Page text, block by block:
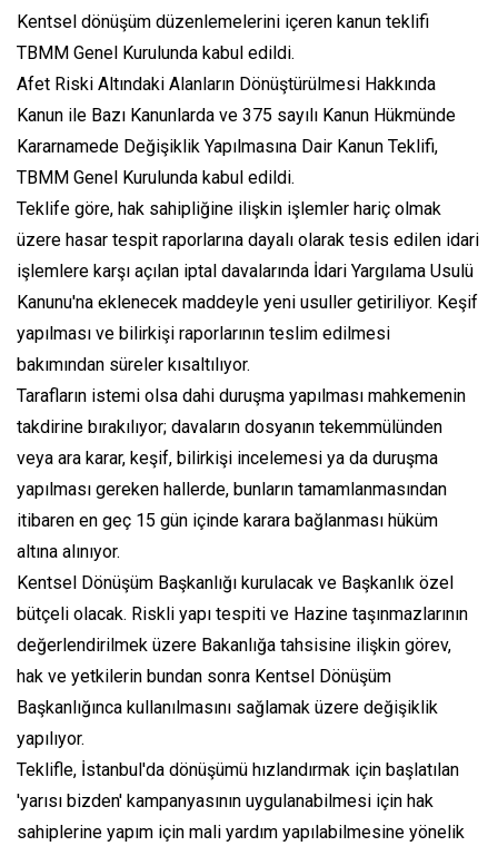
Kentsel dönüşüm düzenlemelerini içeren kanun teklifi
TBMM Genel Kurulunda kabul edildi.
Afet Riski Altındaki Alanların Dönüştürülmesi Hakkında
Kanun ile Bazı Kanunlarda ve 375 sayılı Kanun Hükmünde
Kararnamede Değişiklik Yapılmasına Dair Kanun Teklifi,
TBMM Genel Kurulunda kabul edildi.
Teklife göre, hak sahipliğine ilişkin işlemler hariç olmak
üzere hasar tespit raporlarına dayalı olarak tesis edilen idari
işlemlere karşı açılan iptal davalarında İdari Yargılama Usulü
Kanunu'na eklenecek maddeyle yeni usuller getiriliyor. Keşif
yapılması ve bilirkişi raporlarının teslim edilmesi
bakımından süreler kısaltılıyor.
Tarafların istemi olsa dahi duruşma yapılması mahkemenin
takdirine bırakılıyor; davaların dosyanın tekemmülünden
veya ara karar, keşif, bilirkişi incelemesi ya da duruşma
yapılması gereken hallerde, bunların tamamlanmasından
itibaren en geç 15 gün içinde karara bağlanması hüküm
altına alınıyor.
Kentsel Dönüşüm Başkanlığı kurulacak ve Başkanlık özel
bütçeli olacak. Riskli yapı tespiti ve Hazine taşınmazlarının
değerlendirilmek üzere Bakanlığa tahsisine ilişkin görev,
hak ve yetkilerin bundan sonra Kentsel Dönüşüm
Başkanlığınca kullanılmasını sağlamak üzere değişiklik
yapılıyor.
Teklifle, İstanbul'da dönüşümü hızlandırmak için başlatılan
'yarısı bizden' kampanyasının uygulanabilmesi için hak
sahiplerine yapım için mali yardım yapılabilmesine yönelik